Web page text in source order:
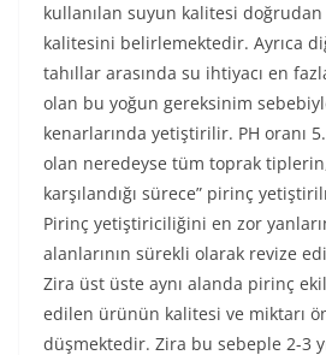
kullanılan suyun kalitesi
kalitesini belirlemektedir. Ayrıca
tahıllar arasında su ihtiyacı en
olan bu yoğun gereksinim
kenarlarında yetiştirilir. PH oranı
olan neredeyse tüm toprak
karşılandığı sürece” pirinç
Pirinç yetiştiriciliğini en zor
alanlarının sürekli olarak revize
Zira üst üste aynı alanda pirinç
edilen ürünün kalitesi ve miktarı
düşmektedir. Zira bu sebeple 2-3